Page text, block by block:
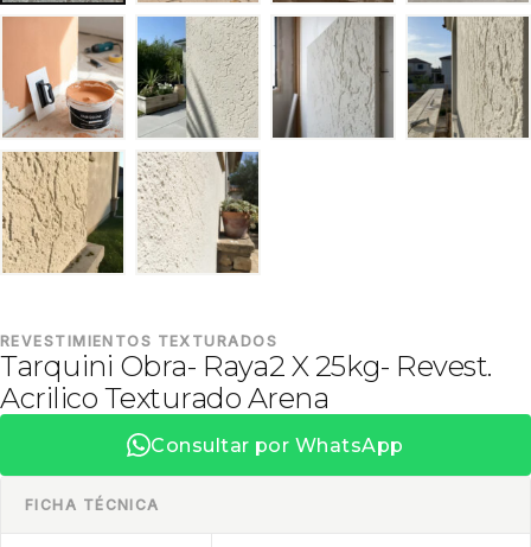
REVESTIMIENTOS TEXTURADOS
Tarquini Obra- Raya2 X 25kg- Revest.
Acrilico Texturado Arena
Consultar por WhatsApp
FICHA TÉCNICA